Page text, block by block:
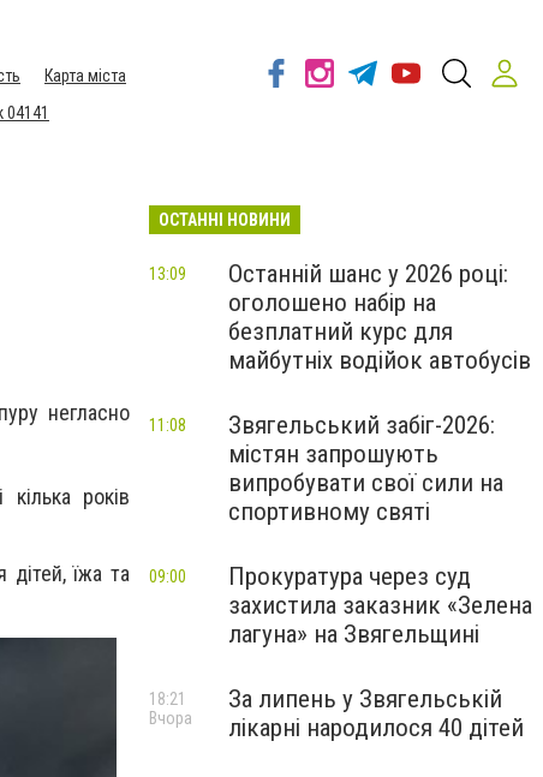
Карта міста
04141
негласно
років
їжа та
ОСТАННІ НОВИНИ
Останній шанс у 2026 році:
оголошено набір на
безплатний курс для
майбутніх водійок автобусів
13:09
Звягельський забіг-2026:
містян запрошують
випробувати свої сили на
спортивному святі
11:08
Прокуратура через суд
захистила заказник «Зелена
лагуна» на Звягельщині
09:00
За липень у Звягельській
лікарні народилося 40 дітей
18:21
Вчора